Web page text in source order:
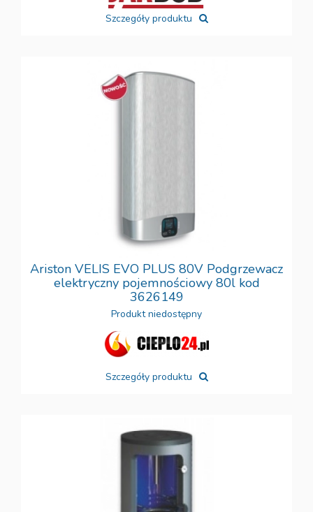
Szczegóły produktu
Ariston VELIS EVO PLUS 80V Podgrzewacz
elektryczny pojemnościowy 80l kod
3626149
Produkt niedostępny
Szczegóły produktu